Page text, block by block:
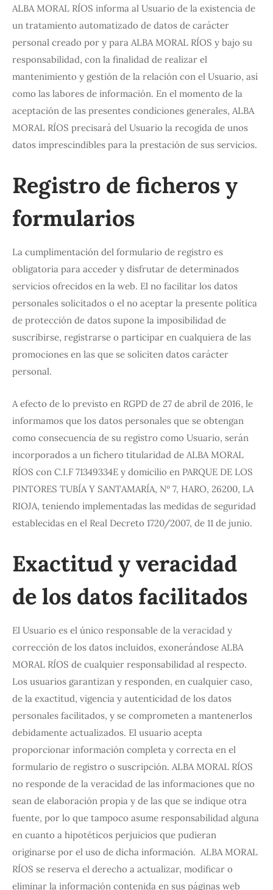
ALBA MORAL RÍOS informa al Usuario de la existencia de
un tratamiento automatizado de datos de carácter
personal creado por y para ALBA MORAL RÍOS y bajo su
responsabilidad, con la finalidad de realizar el
mantenimiento y gestión de la relación con el Usuario, así
como las labores de información. En el momento de la
aceptación de las presentes condiciones generales, ALBA
MORAL RÍOS precisará del Usuario la recogida de unos
datos imprescindibles para la prestación de sus servicios.
Registro de ficheros y
formularios
La cumplimentación del formulario de registro es
obligatoria para acceder y disfrutar de determinados
servicios ofrecidos en la web. El no facilitar los datos
personales solicitados o el no aceptar la presente política
de protección de datos supone la imposibilidad de
suscribirse, registrarse o participar en cualquiera de las
promociones en las que se soliciten datos carácter
personal.
A efecto de lo previsto en RGPD de 27 de abril de 2016, le
informamos que los datos personales que se obtengan
como consecuencia de su registro como Usuario, serán
incorporados a un fichero titularidad de ALBA MORAL
RÍOS con C.I.F 71349334E y domicilio en PARQUE DE LOS
PINTORES TUBÍA Y SANTAMARÍA, Nº 7, HARO, 26200, LA
RIOJA, teniendo implementadas las medidas de seguridad
establecidas en el Real Decreto 1720/2007, de 11 de junio.
Exactitud y veracidad
de los datos facilitados
El Usuario es el único responsable de la veracidad y
corrección de los datos incluidos, exonerándose ALBA
MORAL RÍOS de cualquier responsabilidad al respecto.
Los usuarios garantizan y responden, en cualquier caso,
de la exactitud, vigencia y autenticidad de los datos
personales facilitados, y se comprometen a mantenerlos
debidamente actualizados. El usuario acepta
proporcionar información completa y correcta en el
formulario de registro o suscripción. ALBA MORAL RÍOS
no responde de la veracidad de las informaciones que no
sean de elaboración propia y de las que se indique otra
fuente, por lo que tampoco asume responsabilidad alguna
en cuanto a hipotéticos perjuicios que pudieran
originarse por el uso de dicha información. ALBA MORAL
RÍOS se reserva el derecho a actualizar, modificar o
eliminar la información contenida en sus páginas web